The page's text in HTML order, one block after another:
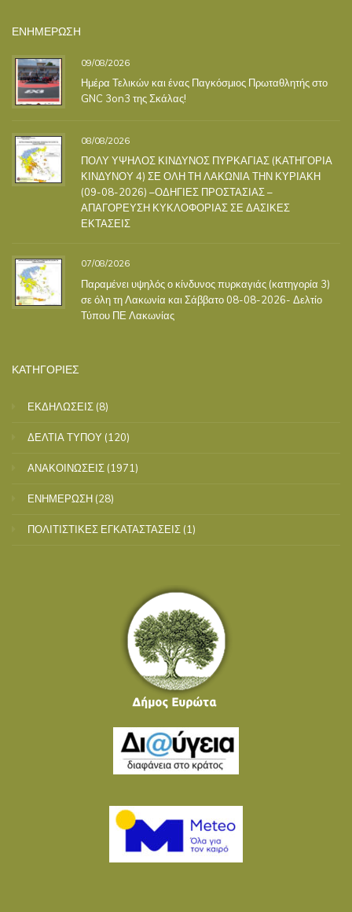
ΕΝΗΜΕΡΩΣΗ
09/08/2026
Ημέρα Τελικών και ένας Παγκόσμιος Πρωταθλητής στο
GNC 3on3 της Σκάλας!
08/08/2026
ΠΟΛΥ ΥΨΗΛΟΣ ΚΙΝΔΥΝΟΣ ΠΥΡΚΑΓΙΑΣ (ΚΑΤΗΓΟΡΙΑ
ΚΙΝΔΥΝΟΥ 4) ΣΕ ΟΛΗ ΤΗ ΛΑΚΩΝΙΑ ΤΗΝ ΚΥΡΙΑΚΗ
(09-08-2026) –ΟΔΗΓΙΕΣ ΠΡΟΣΤΑΣΙΑΣ –
ΑΠΑΓΟΡΕΥΣΗ ΚΥΚΛΟΦΟΡΙΑΣ ΣΕ ΔΑΣΙΚΕΣ
ΕΚΤΑΣΕΙΣ
07/08/2026
Παραμένει υψηλός ο κίνδυνος πυρκαγιάς (κατηγορία 3)
σε όλη τη Λακωνία και Σάββατο 08-08-2026- Δελτίο
Τύπου ΠΕ Λακωνίας
ΚΑΤΗΓΟΡΙΕΣ
ΕΚΔΗΛΩΣΕΙΣ (8)
ΔΕΛΤΙΑ ΤΥΠΟΥ (120)
ΑΝΑΚΟΙΝΩΣΕΙΣ (1971)
ΕΝΗΜΕΡΩΣΗ (28)
ΠΟΛΙΤΙΣΤΙΚΕΣ ΕΓΚΑΤΑΣΤΑΣΕΙΣ (1)